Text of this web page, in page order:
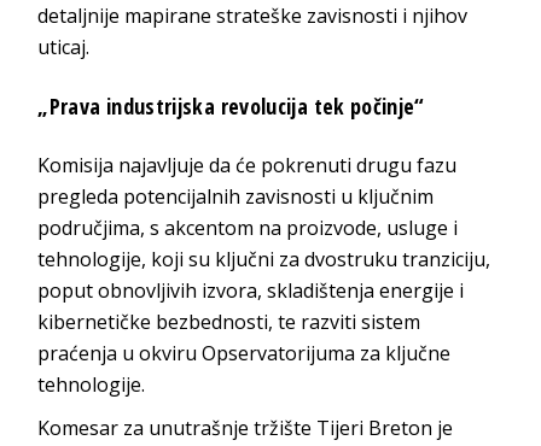
detaljnije mapirane strateške zavisnosti i njihov
uticaj.
„Prava industrijska revolucija tek počinje“
Komisija najavljuje da će pokrenuti drugu fazu
pregleda potencijalnih zavisnosti u ključnim
područjima, s akcentom na proizvode, usluge i
tehnologije, koji su ključni za dvostruku tranziciju,
poput obnovljivih izvora, skladištenja energije i
kibernetičke bezbednosti, te razviti sistem
praćenja u okviru Opservatorijuma za ključne
tehnologije.
Komesar za unutrašnje tržište Tijeri Breton je